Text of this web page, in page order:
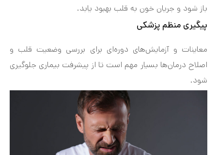
باز شود و جریان خون به قلب بهبود یابد.
پیگیری منظم پزشکی
معاینات و آزمایش‌های دوره‌ای برای بررسی وضعیت قلب و
اصلاح درمان‌ها بسیار مهم است تا از پیشرفت بیماری جلوگیری
شود.